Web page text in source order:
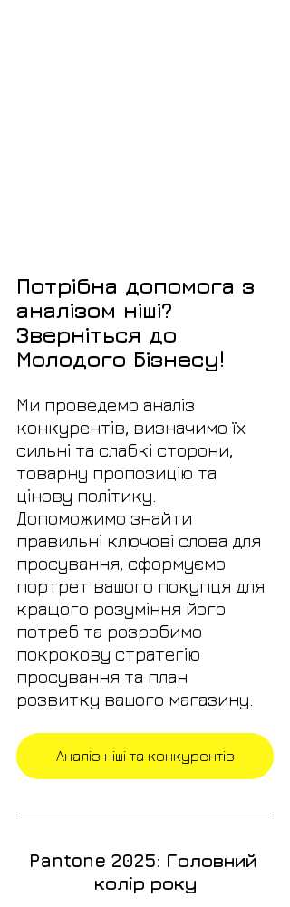
Потрібна допомога з
аналізом ніші?
Зверніться до
Молодого Бізнесу!
Ми проведемо аналіз
конкурентів, визначимо їх
сильні та слабкі сторони,
товарну пропозицію та
цінову політику.
Допоможимо знайти
правильні ключові слова для
просування, сформуємо
портрет вашого покупця для
кращого розуміння його
потреб та розробимо
покрокову стратегію
просування та план
розвитку вашого магазину.
Аналіз ніші та конкурентів
Pantone 2025: Головний
колір року